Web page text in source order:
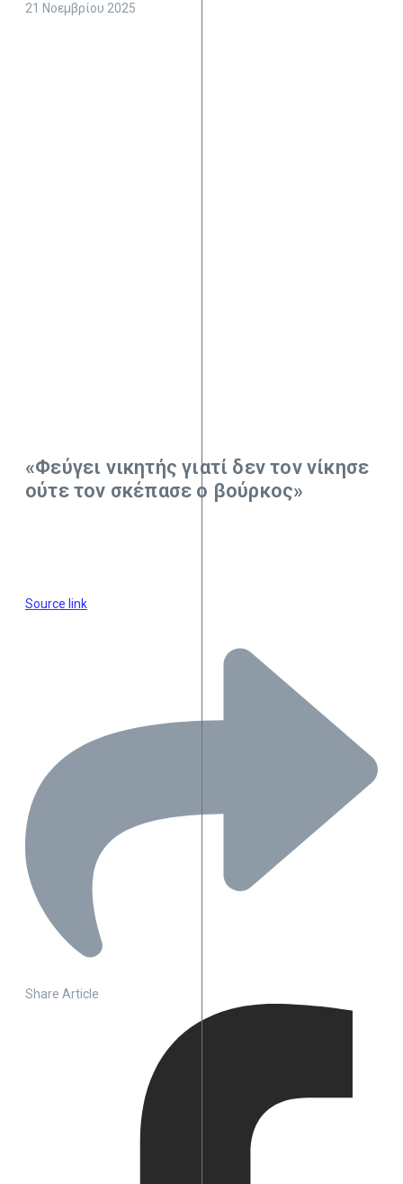
21 Νοεμβρίου 2025
«Φεύγει νικητής γιατί δεν τον νίκησε
ούτε τον σκέπασε ο βούρκος»
Source link
Share Article